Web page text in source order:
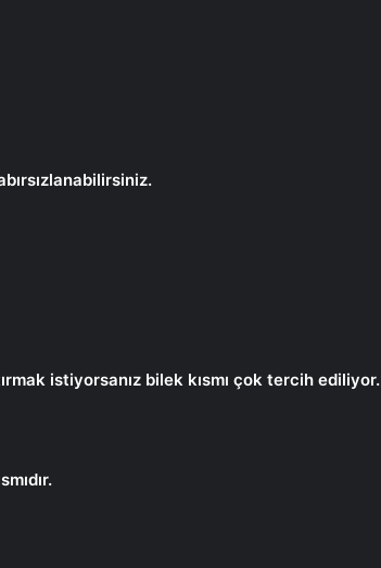
istiyorsanız bilek kısmı çok tercih ediliyor.